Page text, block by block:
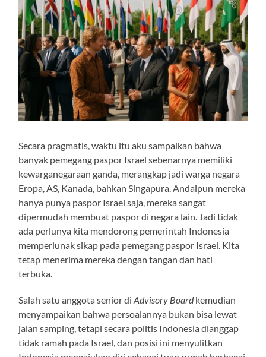
Secara pragmatis, waktu itu aku sampaikan bahwa
banyak pemegang paspor Israel sebenarnya memiliki
kewarganegaraan ganda, merangkap jadi warga negara
Eropa, AS, Kanada, bahkan Singapura. Andaipun mereka
hanya punya paspor Israel saja, mereka sangat
dipermudah membuat paspor di negara lain. Jadi tidak
ada perlunya kita mendorong pemerintah Indonesia
memperlunak sikap pada pemegang paspor Israel. Kita
tetap menerima mereka dengan tangan dan hati
terbuka.
Salah satu anggota senior diAdvisory Boardkemudian
menyampaikan bahwa persoalannya bukan bisa lewat
jalan samping, tetapi secara politis Indonesia dianggap
tidak ramah pada Israel, dan posisi ini menyulitkan